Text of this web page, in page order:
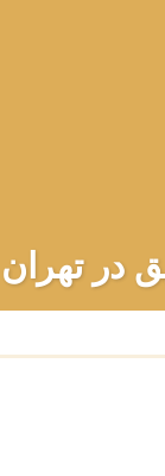
در تهران